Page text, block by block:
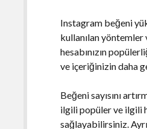
Instagram beğeni
kullanılan yöntemler
hesabınızın
ve içeriğinizin daha
Beğeni sayısını
ilgili popüler ve ilgili
sağlayabilirsiniz.